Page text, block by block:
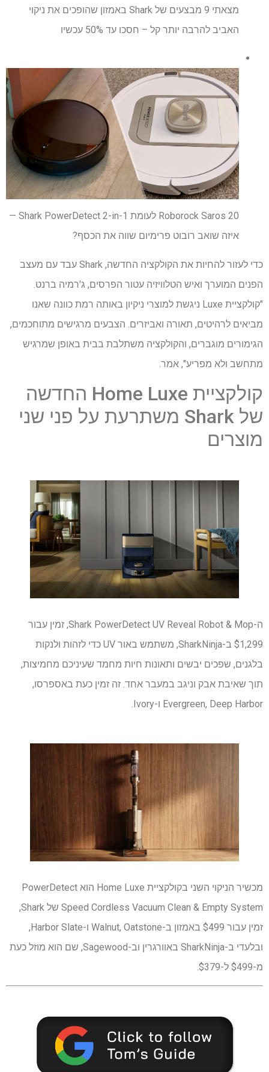
מצאתי 9 מבצעים של Shark באמזון שהופכים את ניקוי
האביב להרבה יותר קל – חסכו עד 50% עכשיו
Roborock Saros 20 לעומת Shark PowerDetect 2-in-1 —
איזה שואב רובוט פרימיום שווה את הכסף?
כדי לעזור להחיות את הקולקציה החדשה, Shark עבד עם מעצב
הפנים המוערך ואיש הטלוויזיה עטור הפרסים, ג'רמיה ברנט.
"קולקציית Luxe ניגשת למוצרי ניקיון באותה רמת כוונה שאנו
מביאים לרהיטים, תאורה ואביזרים. הצבעים מרגישים מתוחכמים,
הגימורים מוגברים, והקולקציה משתלבת בבית באופן שמרגיש
מתחשב ולא מפריע", אמר.
קולקציית Home Luxe החדשה
של Shark משתרעת על פני שני
מוצרים
ה-Shark PowerDetect UV Reveal Robot & Mop, זמין עבור
$1,299 ב-SharkNinja, משתמש באור UV כדי לזהות ולנקות
בלגנים, שפכים יבשים ותאונות חיות מחמד שעיניכם מחמיצות,
תוך שאיבת אבק וניגב במעבר אחד. זה זמין כעת באספרסו,
Evergreen, Deep Harbor ו-Ivory.
מכשיר הניקוי השני בקולקציית Home Luxe הוא PowerDetect
Speed ​​Cordless Vacuum Clean & Empty System של Shark,
זמין עבור $499 באמזון ב-Walnut, Oatstone ו-Harbor Slate,
ובלעדי ב-SharkNinja באוורגרין וב-Sagewood, שם הוא מוזל כעת
מ-$499 ל-$379.